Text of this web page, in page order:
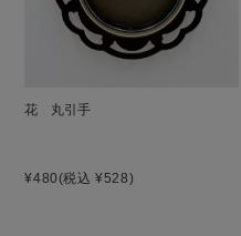
花 丸引手
¥480(税込 ¥528)